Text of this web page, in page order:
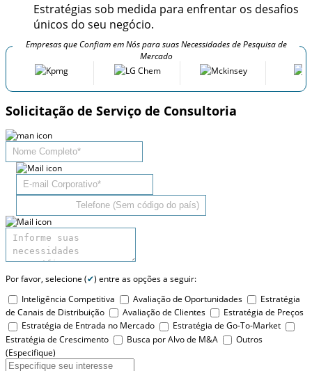
Estratégias sob medida para enfrentar os desafios
únicos do seu negócio.
Empresas que Confiam em Nós para suas Necessidades de Pesquisa de
Mercado
Solicitação de Serviço de Consultoria
Por favor, selecione (✔) entre as opções a seguir:
Inteligência Competitiva
Avaliação de Oportunidades
Estratégia
de Canais de Distribuição
Avaliação de Clientes
Estratégia de Preços
Estratégia de Entrada no Mercado
Estratégia de Go-To-Market
Estratégia de Crescimento
Busca por Alvo de M&A
Outros
(Especifique)